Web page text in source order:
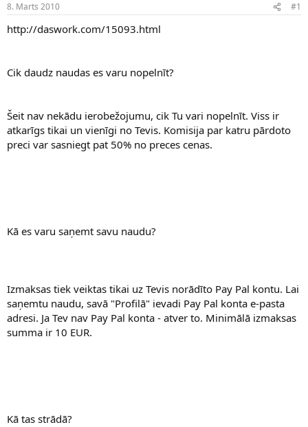
n
a
u
ā
j
s
a
u
8. Marts 2010 #1
http://daswork.com/15093.html
Cik daudz naudas es varu nopelnīt?
Šeit nav nekādu ierobežojumu, cik Tu vari nopelnīt. Viss ir
atkarīgs tikai un vienīgi no Tevis. Komisija par katru pārdoto
preci var sasniegt pat 50% no preces cenas.
Kā es varu saņemt savu naudu?
Izmaksas tiek veiktas tikai uz Tevis norādīto Pay Pal kontu. Lai
saņemtu naudu, savā "Profilā" ievadi Pay Pal konta e-pasta
adresi. Ja Tev nav Pay Pal konta - atver to. Minimālā izmaksas
summa ir 10 EUR.
Kā tas strādā?